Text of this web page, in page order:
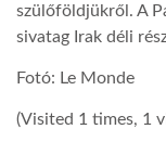
szülőföldjükről. A
sivatag Irak déli
Fotó: Le Monde
(Visited 1 times, 1